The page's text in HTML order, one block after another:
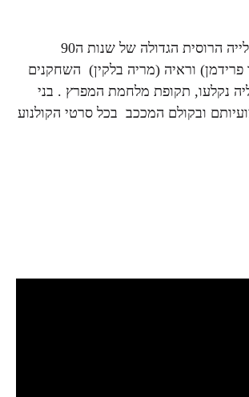
סרט הקולנוע, שופך זרקור לעבר תלאות הקליטה של מבוגרים מהעלייה הרוסית הגדולה של שנות ה90
פרידמן) וראיה (מריה בלקין) השחקנים
אליה נקלעו, תקופת מלחמת המפרץ . בני
ובקולם המככב בכל סרטי הקולנוע